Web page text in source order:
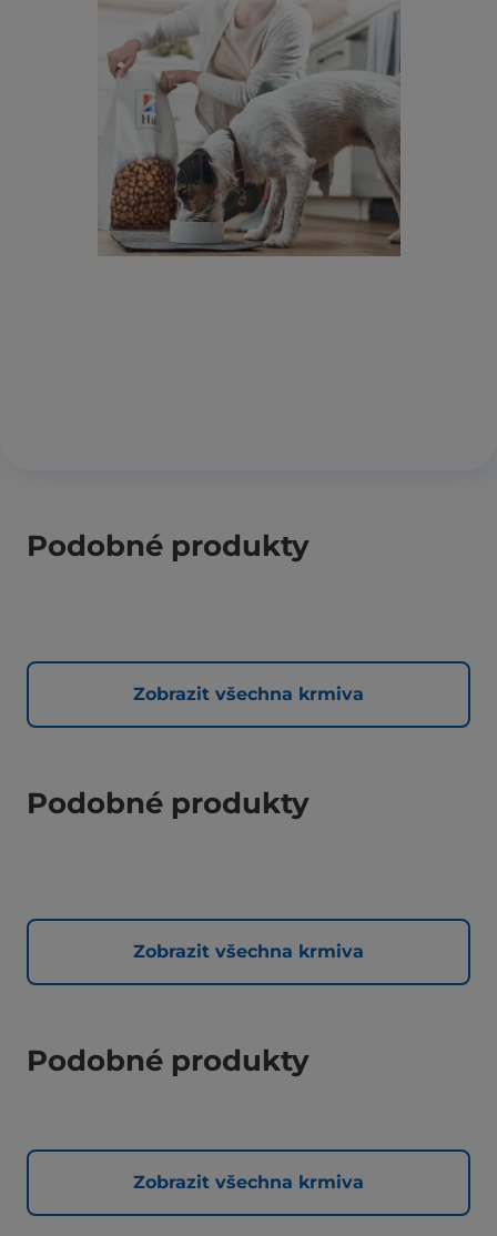
Podobné produkty
Zobrazit všechna krmiva
Podobné produkty
Zobrazit všechna krmiva
Podobné produkty
Zobrazit všechna krmiva